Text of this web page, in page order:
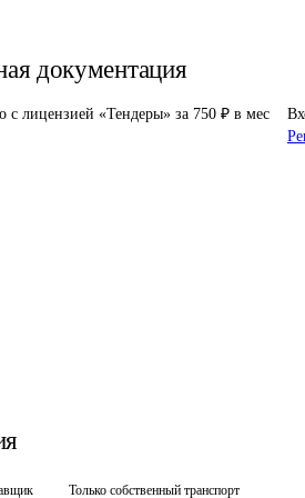
документация
с лицензией «Тендеры» за 750 ₽ в мес
Только собственный транспорт